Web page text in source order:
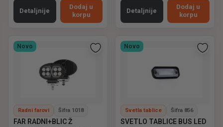
Detaljnije
Dodaj u
korpu
Detaljnije
Dodaj u
korpu
Novo
Radni farovi Šifra 1018
FAR RADNI+BLIC Ž
Novo
Svetla tablice Šifra 856
SVETLO TABLICE BUS LED